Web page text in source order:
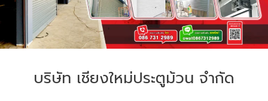
บริษัท เชียงใหม่ประตูม้วน จำกัด